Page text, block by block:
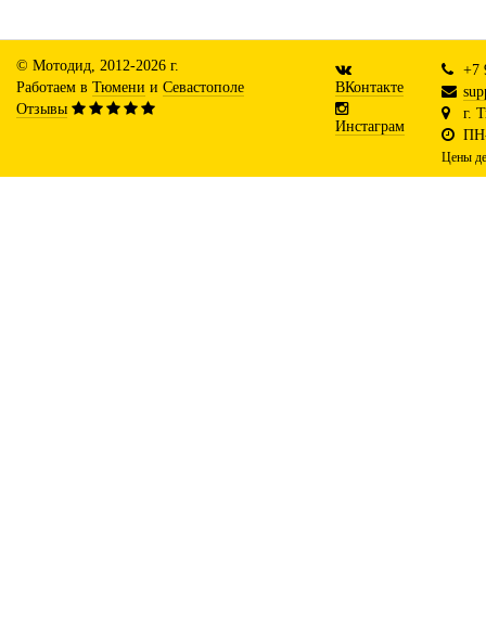
© Мотодид, 2012-2026 г.
Работаем в Тюмени и Севастополе
Отзывы
ВКонтакте
Инстаграм
+7
г.
Цены